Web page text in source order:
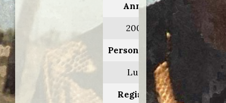
Anno:
2002
Personaggio:
Luís
Regia di: